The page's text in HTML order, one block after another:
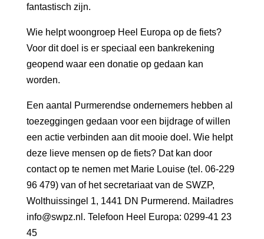
fantastisch zijn.
Wie helpt woongroep Heel Europa op de fiets?
Voor dit doel is er speciaal een bankrekening
geopend waar een donatie op gedaan kan
worden.
Een aantal Purmerendse ondernemers hebben al
toezeggingen gedaan voor een bijdrage of willen
een actie verbinden aan dit mooie doel. Wie helpt
deze lieve mensen op de fiets? Dat kan door
contact op te nemen met Marie Louise (tel. 06-229
96 479) van of het secretariaat van de SWZP,
Wolthuissingel 1, 1441 DN Purmerend. Mailadres
info@swpz.nl. Telefoon Heel Europa: 0299-41 23
45